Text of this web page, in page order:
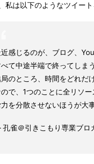
私は以下のようなツイート
感じるのが、ブログ、
て中途半端で終ってしま
のところ、時間をどれだ
で、1つのことに全リソ
を分散させないほうが大
雀＠引きこもり専業ブロ